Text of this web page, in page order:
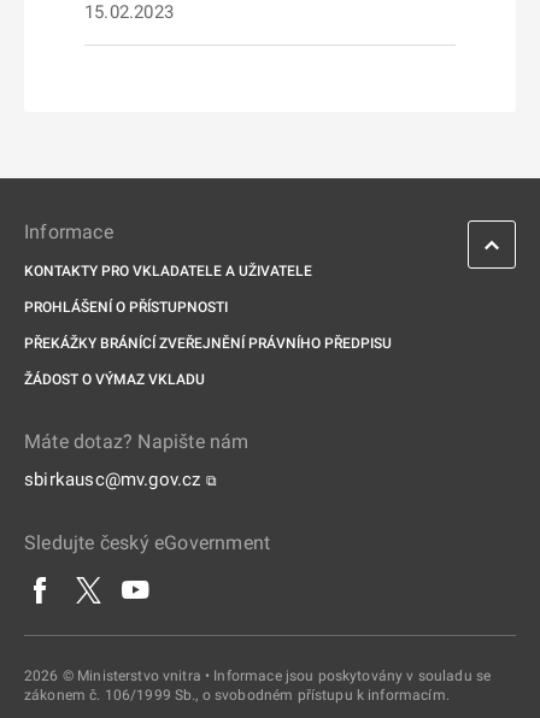
15.02.2023
Informace
KONTAKTY PRO VKLADATELE A UŽIVATELE
PROHLÁŠENÍ O PŘÍSTUPNOSTI
PŘEKÁŽKY BRÁNÍCÍ ZVEŘEJNĚNÍ PRÁVNÍHO PŘEDPISU
ŽÁDOST O VÝMAZ VKLADU
Máte dotaz? Napište nám
sbirkausc@mv.gov.cz ⧉
Sledujte český eGovernment
2026 © Ministerstvo vnitra • Informace jsou poskytovány v souladu se
zákonem č. 106/1999 Sb., o svobodném přístupu k informacím.